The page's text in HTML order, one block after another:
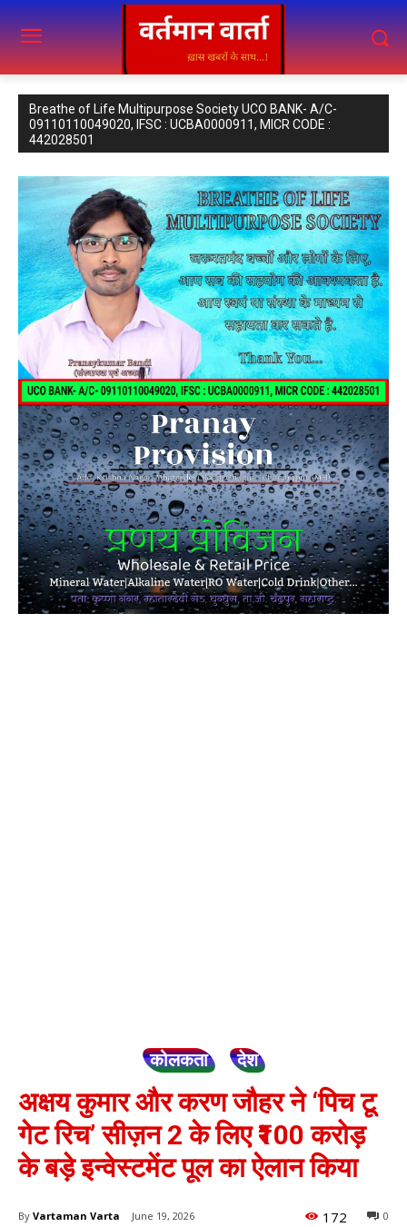
Breathe of Life Multipurpose Society UCO BANK- A/C-
09110110049020, IFSC : UCBA0000911, MICR CODE :
442028501
कोलकता देश
अक्षय कुमार और करण जौहर ने ‘पिच टू
गेट रिच’ सीज़न 2 के लिए ₹100 करोड़
के बड़े इन्वेस्टमेंट पूल का ऐलान किया
By Vartaman Varta June 19, 2026 0
172